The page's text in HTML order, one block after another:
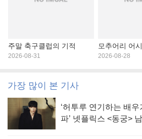
주말 축구클럽의 기적
2026-08-31
모추어리 어
2026-08-28
가장 많이 본 기사
‘허투루 연기하는 배
파’ 넷플릭스 <동궁>